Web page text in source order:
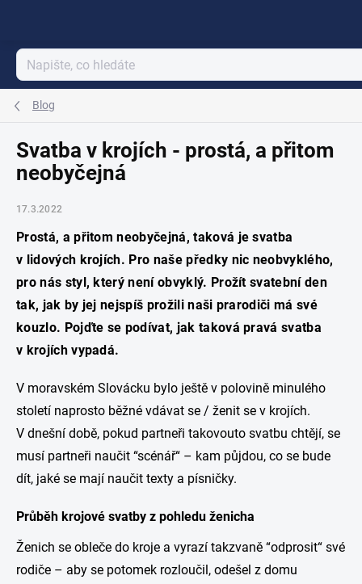
Blog
Svatba v krojích - prostá, a přitom
neobyčejná
17.3.2022
Prostá, a přitom neobyčejná, taková je svatba
v lidových krojích. Pro naše předky nic neobvyklého,
pro nás styl, který není obvyklý. Prožít svatební den
tak, jak by jej nejspíš prožili naši prarodiči má své
kouzlo. Pojďte se podívat, jak taková pravá svatba
v krojích vypadá.
V moravském Slovácku bylo ještě v polovině minulého
století naprosto běžné vdávat se / ženit se v krojích.
V dnešní době, pokud partneři takovouto svatbu chtějí, se
musí partneři naučit “scénář“ – kam půjdou, co se bude
dít, jaké se mají naučit texty a písničky.
Průběh krojové svatby z pohledu ženicha
Ženich se obleče do kroje a vyrazí takzvaně “odprosit“ své
rodiče – aby se potomek rozloučil, odešel z domu